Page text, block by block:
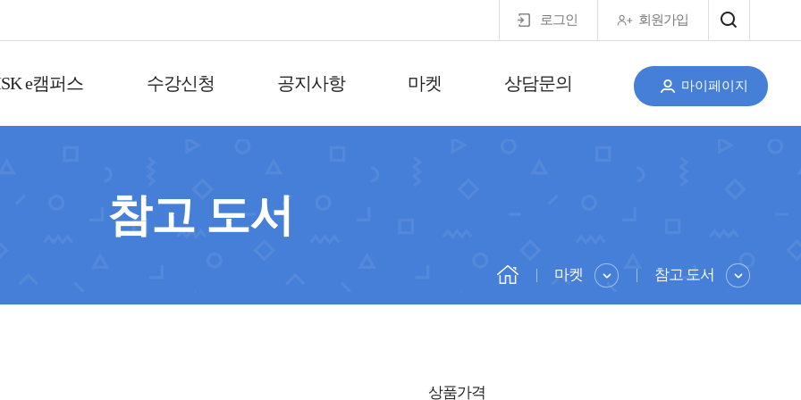
로그인 회원가입
마이페이지
e캠퍼스 수강신청 공지사항 마켓 상담문의
참고 도서
마켓 참고 도서
상품가격